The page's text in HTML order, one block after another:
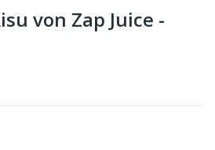
von Zap Juice -